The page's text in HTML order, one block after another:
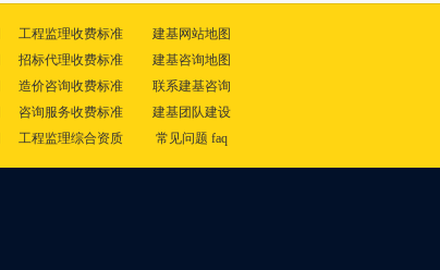
工程监理收费标准
招标代理收费标准
造价咨询收费标准
咨询服务收费标准
工程监理综合资质
建基网站地图
建基咨询地图
联系建基咨询
建基团队建设
常见问题 faq